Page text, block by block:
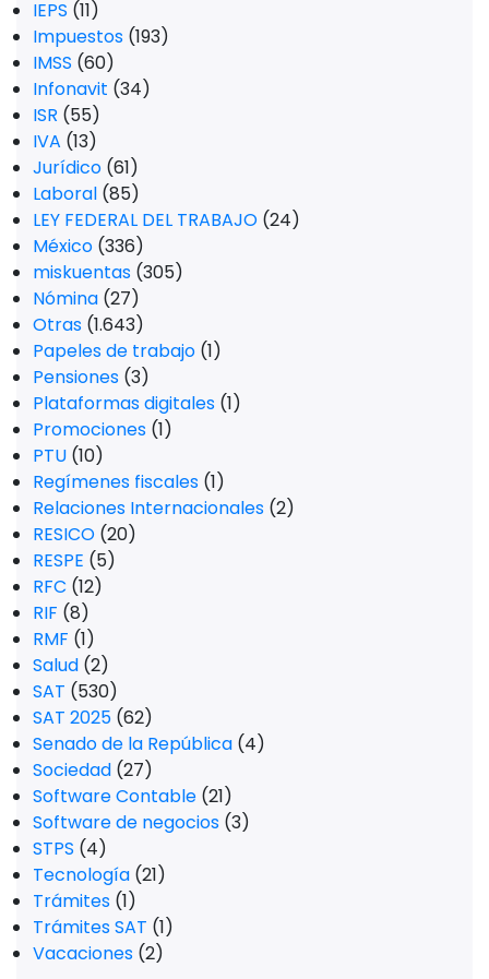
IEPS (11)
Impuestos (193)
IMSS (60)
Infonavit (34)
ISR (55)
IVA (13)
Jurídico (61)
Laboral (85)
LEY FEDERAL DEL TRABAJO (24)
México (336)
miskuentas (305)
Nómina (27)
Otras (1.643)
Papeles de trabajo (1)
Pensiones (3)
Plataformas digitales (1)
Promociones (1)
PTU (10)
Regímenes fiscales (1)
Relaciones Internacionales (2)
RESICO (20)
RESPE (5)
RFC (12)
RIF (8)
RMF (1)
Salud (2)
SAT (530)
SAT 2025 (62)
Senado de la República (4)
Sociedad (27)
Software Contable (21)
Software de negocios (3)
STPS (4)
Tecnología (21)
Trámites (1)
Trámites SAT (1)
Vacaciones (2)